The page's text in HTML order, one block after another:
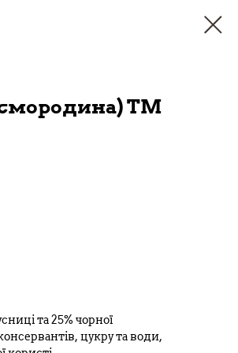
смородина) ТМ
та 25% чорної
цукру та води,